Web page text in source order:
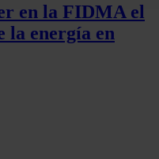
usan para personalizar el
de redes sociales y
sobre el uso que
con otra
recopilado a partir del uso
en la FIDMA el
la energía en